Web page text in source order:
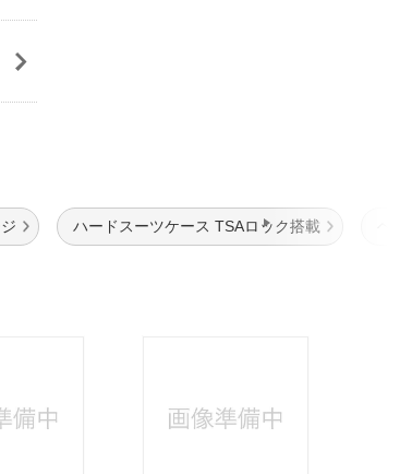
ハードスーツケース TSAロック搭載